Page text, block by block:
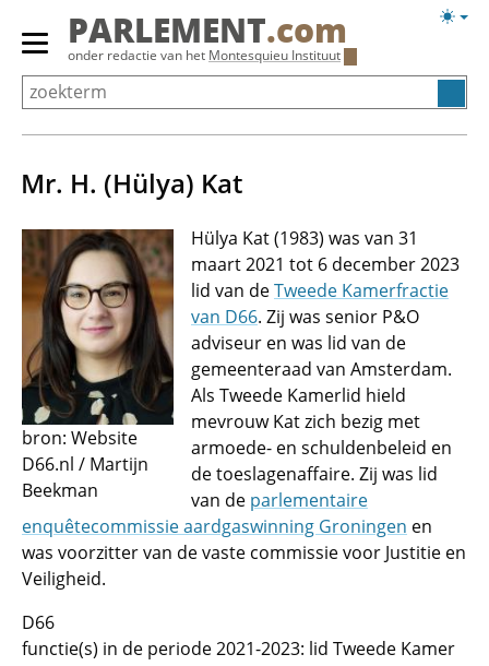
Overslaan
Primair
menu
tonen/verbergen
PARLEMENT.com
onder redactie van het Montesquieu Instituut
Mr. H. (Hülya) Kat
bron: Website
D66.nl / Martijn
Beekman
Hülya Kat (1983) was van 31
maart 2021 tot 6 december 2023
lid van deTweede Kamerfractie
van D66. Zij was senior P&O
adviseur en was lid van de
gemeenteraad van Amsterdam.
Als Tweede Kamerlid hield
mevrouw Kat zich bezig met
armoede- en schuldenbeleid en
de toeslagenaffaire. Zij was lid
van de parlementaire
enquêtecommissie aardgaswinning Groningen en
was voorzitter van de vaste commissie voor Justitie en
Veiligheid.
D66
functie(s) in de periode 2021-2023: lid Tweede Kamer